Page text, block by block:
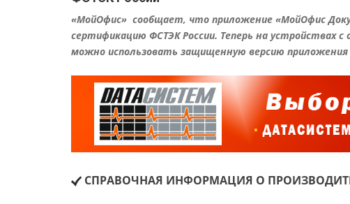
«МойОфис» сообщает, что приложение «МойОфис
сертификацию ФСТЭК России. Теперь на устройствах
можно использовать защищенную версию
СПРАВОЧНАЯ ИНФОРМАЦИЯ О